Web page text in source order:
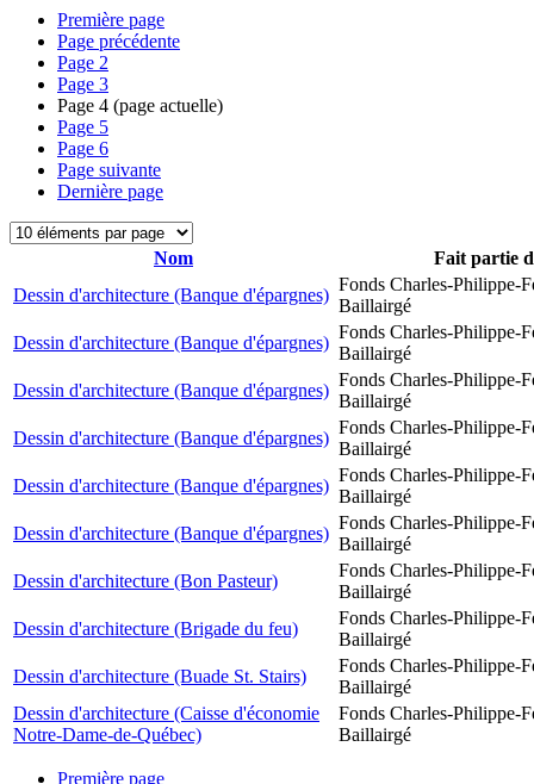
Première page
Page précédente
Page 2
Page 3
Page 4 (page actuelle)
Page 5
Page 6
Page suivante
Dernière page
Nom
Fait partie
Dessin d'architecture (Banque d'épargnes)
Fonds Charles-Philippe-
Baillairgé
Dessin d'architecture (Banque d'épargnes)
Fonds Charles-Philippe-
Baillairgé
Dessin d'architecture (Banque d'épargnes)
Fonds Charles-Philippe-
Baillairgé
Dessin d'architecture (Banque d'épargnes)
Fonds Charles-Philippe-
Baillairgé
Dessin d'architecture (Banque d'épargnes)
Fonds Charles-Philippe-
Baillairgé
Dessin d'architecture (Banque d'épargnes)
Fonds Charles-Philippe-
Baillairgé
Dessin d'architecture (Bon Pasteur)
Fonds Charles-Philippe-
Baillairgé
Dessin d'architecture (Brigade du feu)
Fonds Charles-Philippe-
Baillairgé
Dessin d'architecture (Buade St. Stairs)
Fonds Charles-Philippe-
Baillairgé
Dessin d'architecture (Caisse d'économie
Notre-Dame-de-Québec)
Fonds Charles-Philippe-
Baillairgé
Première page